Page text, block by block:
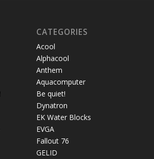
CATEGORIES
Acool
Alphacool
Anthem
Aquacomputer
Be quiet!
Dynatron
EK Water Blocks
EVGA
Fallout 76
GELID